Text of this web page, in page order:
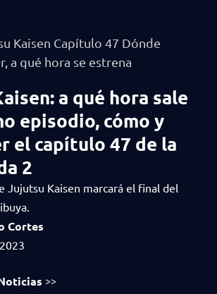
a qué hora sale
episodio, cómo y
el capítulo 47 de la
2
Jujutsu Kaisen marcará el final del
Cortes
>>